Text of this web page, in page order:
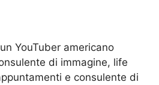
YouTuber americano
di immagine, life
e consulente di